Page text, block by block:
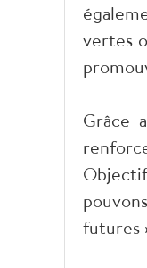
vertes
Grâce
futures